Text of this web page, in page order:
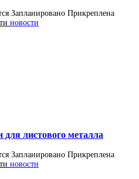
Запланировано Прикреплена
новости
листового металла
Запланировано Прикреплена
новости